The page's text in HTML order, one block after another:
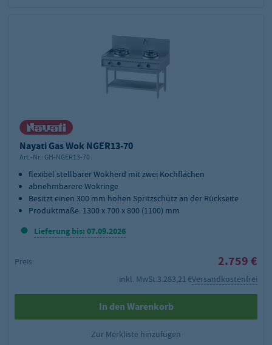
Nayati Gas Wok NGER13-70
Art.-Nr.: GH-NGER13-70
flexibel stellbarer Wokherd mit zwei Kochflächen
abnehmbarere Wokringe
Besitzt einen 300 mm hohen Spritzschutz an der Rückseite
Produktmaße: 1300 x 700 x 800 (1100) mm
Lieferung bis: 07.09.2026
Preis: 2.759 €
inkl. MwSt.3.283,21 €Versandkostenfrei
In den Warenkorb
Zur Merkliste hinzufügen